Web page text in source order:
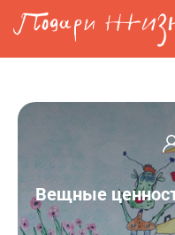
Перейти к основному
Вещные